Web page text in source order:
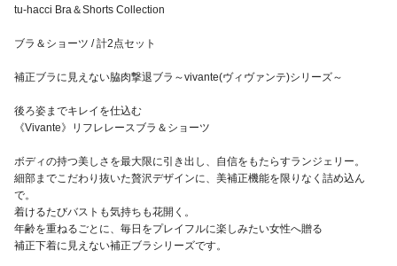
tu-hacci Bra＆Shorts Collection
ブラ＆ショーツ / 計2点セット
補正ブラに見えない脇肉撃退ブラ～vivante(ヴィヴァンテ)シリーズ～
後ろ姿までキレイを仕込む
《Vivante》リフレレースブラ＆ショーツ
ボディの持つ美しさを最大限に引き出し、自信をもたらすランジェリー。
細部までこだわり抜いた贅沢デザインに、美補正機能を限りなく詰め込ん
で。
着けるたびバストも気持ちも花開く。
年齢を重ねるごとに、毎日をプレイフルに楽しみたい女性へ贈る
補正下着に見えない補正ブラシリーズです。